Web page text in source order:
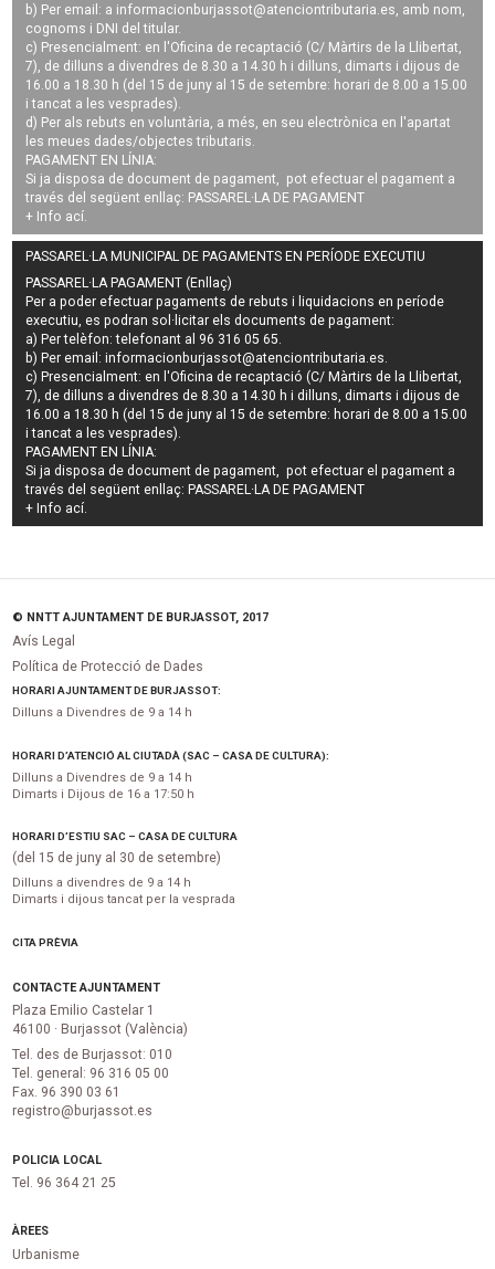
b) Per email: a informacionburjassot@atenciontributaria.es , amb nom,
cognoms i DNI del titular.
c) Presencialment: en l'Oficina de recaptació (C/ Màrtirs de la Llibertat,
7), de dilluns a divendres de 8.30 a 14.30 h i dilluns, dimarts i dijous de
16.00 a 18.30 h (del 15 de juny al 15 de setembre: horari de 8.00 a 15.00
i tancat a les vesprades).
d) Per als rebuts en voluntària, a més, en seu electrònica en l'apartat
les meues dades/objectes tributaris.
PAGAMENT EN LÍNIA:
Si ja disposa de document de pagament, pot efectuar el pagament a
través del següent enllaç: PASSAREL·LA DE PAGAMENT
+ Info ací
PASSAREL·LA MUNICIPAL DE PAGAMENTS EN PERÍODE EXECUTIU
PASSAREL·LA PAGAMENT (Enllaç)
Per a poder efectuar pagaments derebuts i liquidacions en període
executiu, es podran sol·licitar els documents de pagament:
a) Per telèfon: telefonant al 96 316 05 65.
b) Per email:informacionburjassot@atenciontributaria.es.
c) Presencialment: en l'Oficina de recaptació (C/ Màrtirs de la Llibertat,
7), de dilluns a divendres de 8.30 a 14.30 h i dilluns, dimarts i dijous de
16.00 a 18.30 h (del 15 de juny al 15 de setembre: horari de 8.00 a 15.00
i tancat a les vesprades).
PAGAMENT EN LÍNIA:
Si ja disposa de document de pagament, pot efectuar el pagament a
través del següent enllaç: PASSAREL·LA DE PAGAMENT
+ Info ací.
© NNTT AJUNTAMENT DE BURJASSOT, 2017
Avís Legal
Política de Protecció de Dades
HORARI AJUNTAMENT DE BURJASSOT:
Dilluns a Divendres de 9 a 14 h
HORARI D’ATENCIÓ AL CIUTADÀ (SAC – CASA DE CULTURA):
Dilluns a Divendres de 9 a 14 h
Dimarts i Dijous de 16 a 17:50 h
HORARI D’ESTIU SAC – CASA DE CULTURA
(del 15 de juny al 30 de setembre)
Dilluns a divendres de 9 a 14 h
Dimarts i dijous tancat per la vesprada
CITA PRÈVIA
CONTACTE AJUNTAMENT
Plaza Emilio Castelar 1
46100 · Burjassot (València)
Tel. des de Burjassot: 010
Tel. general: 96 316 05 00
Fax. 96 390 03 61
registro@burjassot.es
POLICIA LOCAL
Tel. 96 364 21 25
ÀREES
Urbanisme